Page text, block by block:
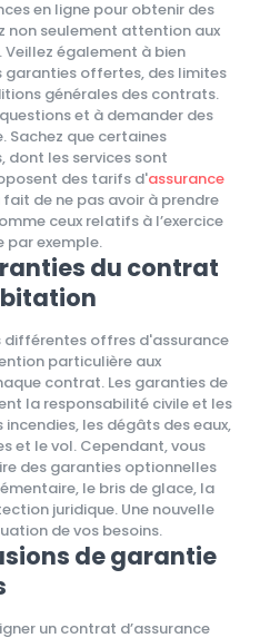
en ligne pour obtenir des
non seulement attention aux
Veillez également à bien
garanties offertes, des limites
générales des contrats.
et à demander des
Sachez que certaines
dont les services sont
des tarifs d'assurance
fait de ne pas avoir à prendre
ceux relatifs à l’exercice
par exemple.
du contrat
différentes offres d'assurance
particulière aux
contrat. Les garanties de
la responsabilité civile et les
les dégâts des eaux,
et le vol. Cependant, vous
des garanties optionnelles
le bris de glace, la
juridique. Une nouvelle
de vos besoins.
de garantie
un contrat d’assurance